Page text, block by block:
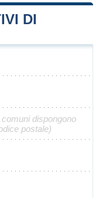
DI
comuni dispongono
postale)